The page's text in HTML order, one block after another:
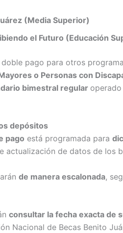
(Media Superior)
el Futuro (Educación
pago para otros
o Personas con
bimestral regular
depósitos
pago está programada para
actualización de datos de los
de manera escalonada,
consultar la fecha exacta de
Nacional de Becas Benito